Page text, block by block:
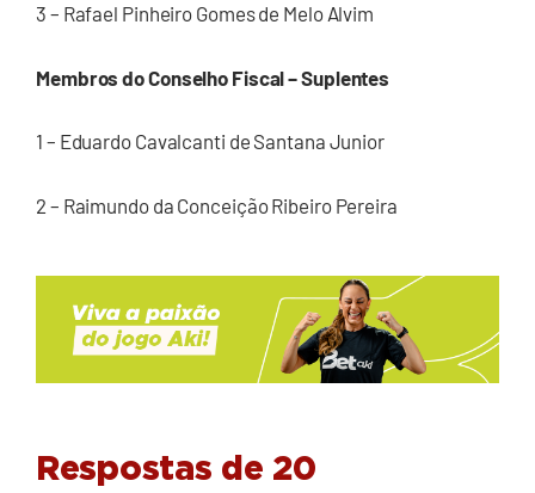
3 – Rafael Pinheiro Gomes de Melo Alvim
Membros do Conselho Fiscal – Suplentes
1 – Eduardo Cavalcanti de Santana Junior
2 – Raimundo da Conceição Ribeiro Pereira
Respostas de 20